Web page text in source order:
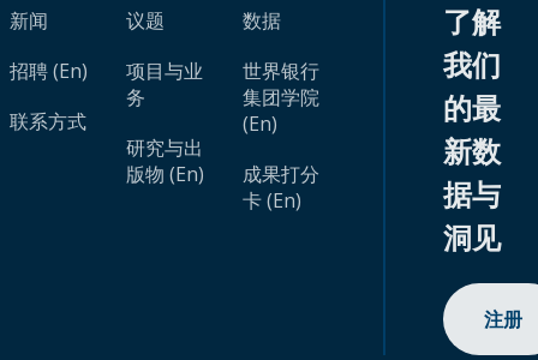
新闻
招聘 (En)
联系方式
议题
项目与业
务
研究与出
版物 (En)
数据
世界银行
集团学院
(En)
成果打分
卡 (En)
了解
我们
的最
新数
据与
洞见
注册